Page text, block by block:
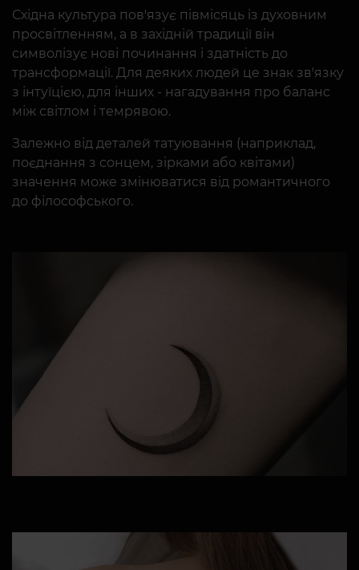
Східна культура пов'язує півмісяць із духовним
просвітленням, а в західній традиції він
символізує нові починання і здатність до
трансформації. Для деяких людей це знак зв'язку
з інтуїцією, для інших - нагадування про баланс
між світлом і темрявою.
Залежно від деталей татуювання (наприклад,
поєднання з сонцем, зірками або квітами)
значення може змінюватися від романтичного
до філософського.